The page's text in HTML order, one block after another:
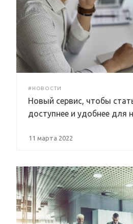
#НОВОСТИ
Новый сервис, чтобы
доступнее и удобнее для
11 марта 2022